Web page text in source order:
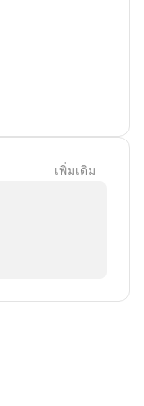
เพิ่มเดิม